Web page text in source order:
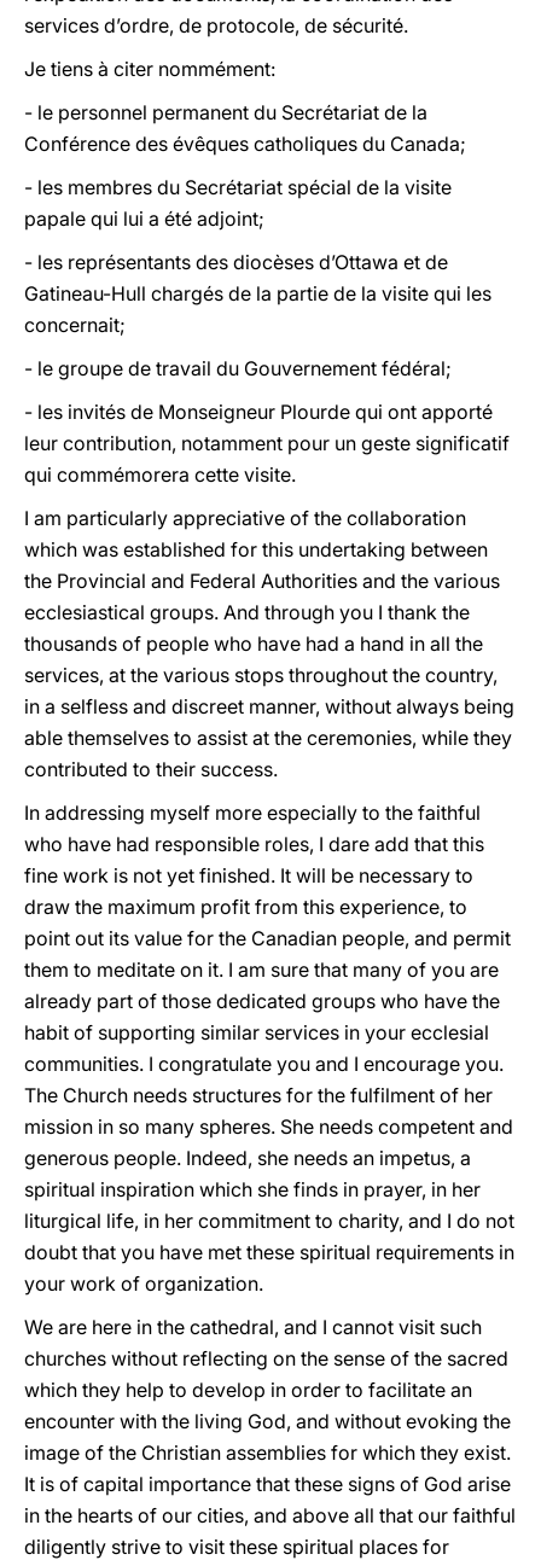
services d’ordre, de protocole, de sécurité.
Je tiens à citer nommément:
- le personnel permanent du Secrétariat de la
Conférence des évêques catholiques du Canada;
- les membres du Secrétariat spécial de la visite
papale qui lui a été adjoint;
- les représentants des diocèses d’Ottawa et de
Gatineau-Hull chargés de la partie de la visite qui les
concernait;
- le groupe de travail du Gouvernement fédéral;
- les invités de Monseigneur Plourde qui ont apporté
leur contribution, notamment pour un geste significatif
qui commémorera cette visite.
I am particularly appreciative of the collaboration
which was established for this undertaking between
the Provincial and Federal Authorities and the various
ecclesiastical groups. And through you I thank the
thousands of people who have had a hand in all the
services, at the various stops throughout the country,
in a selfless and discreet manner, without always being
able themselves to assist at the ceremonies, while they
contributed to their success.
In addressing myself more especially to the faithful
who have had responsible roles, I dare add that this
fine work is not yet finished. It will be necessary to
draw the maximum profit from this experience, to
point out its value for the Canadian people, and permit
them to meditate on it. I am sure that many of you are
already part of those dedicated groups who have the
habit of supporting similar services in your ecclesial
communities. I congratulate you and I encourage you.
The Church needs structures for the fulfilment of her
mission in so many spheres. She needs competent and
generous people. Indeed, she needs an impetus, a
spiritual inspiration which she finds in prayer, in her
liturgical life, in her commitment to charity, and I do not
doubt that you have met these spiritual requirements in
your work of organization.
We are here in the cathedral, and I cannot visit such
churches without reflecting on the sense of the sacred
which they help to develop in order to facilitate an
encounter with the living God, and without evoking the
image of the Christian assemblies for which they exist.
It is of capital importance that these signs of God arise
in the hearts of our cities, and above all that our faithful
diligently strive to visit these spiritual places for